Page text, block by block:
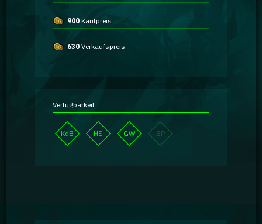
900 Kaufpreis
630 Verkaufspreis
Verfügbarkeit
KdB HS GW BP